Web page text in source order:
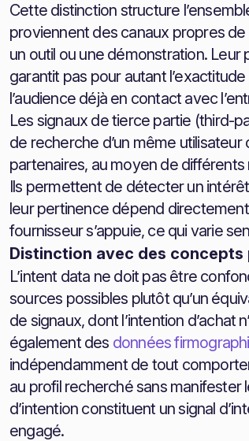
Cette distinction structure
proviennent des canaux propres de
un outil ou une démonstration.
garantit pas pour autant
l’audience déjà en contact avec
Les signaux de tierce partie (third-
de recherche d’un même
partenaires, au moyen de
Ils permettent de détecter un intérêt
leur pertinence dépend
fournisseur s’appuie, ce qui varie
Distinction avec des concepts
L’intent data ne doit pas être
sources possibles plutôt qu’un
de signaux, dont l’intention d’achat
également des données
indépendamment de tout
au profil recherché sans manifester
d’intention constituent un signal
engagé.